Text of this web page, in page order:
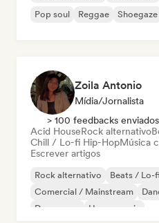
Pop soul
Reggae Shoegaze
Zoila Antonio
Mídia/Jornalista
> 100 feedbacks enviados
Acid HouseRock alternativo
Chill / Lo-fi Hip-HopMúsica
Escrever artigos
Rock alternativo Beats / Lo-fi
Comercial / Mainstream
Dream pop
House music